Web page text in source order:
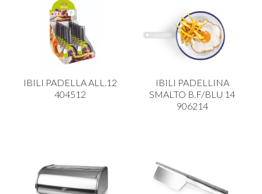
IBILI PADELLA ALL.12
404512
IBILI PADELLINA
SMALTO B.F/BLU 14
906214